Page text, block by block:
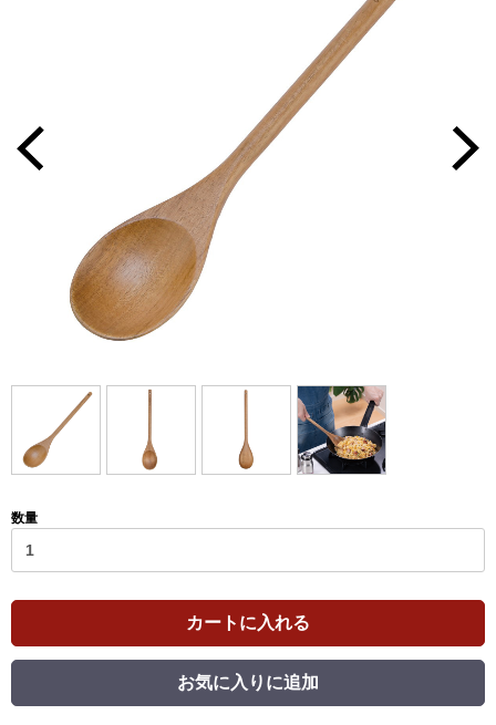
数量
カートに入れる
お気に入りに追加